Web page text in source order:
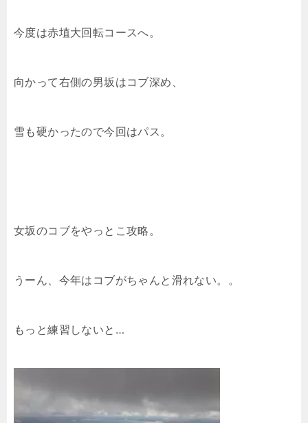
今度は赤埴大回転コースへ。
向かって右側の男坂はコブ深め、
雪も硬かったので今回はパス。
女坂のコブをやっとこ攻略。
うーん、今年はコブがちゃんと滑れない。。
もっと練習しないと…